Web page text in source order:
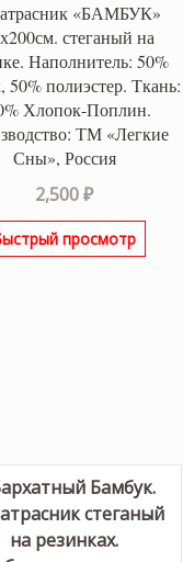
«БАМБУК»
стеганый на
Наполнитель: 50%
50% полиэстер. Ткань:
Хлопок-Поплин.
ТМ «Легкие
Сны», Россия
2,500₽
просмотр